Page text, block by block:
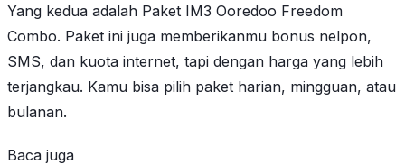
Yang kedua adalah Paket IM3 Ooredoo Freedom
Combo. Paket ini juga memberikanmu bonus nelpon,
SMS, dan kuota internet, tapi dengan harga yang lebih
terjangkau. Kamu bisa pilih paket harian, mingguan, atau
bulanan.
Baca juga